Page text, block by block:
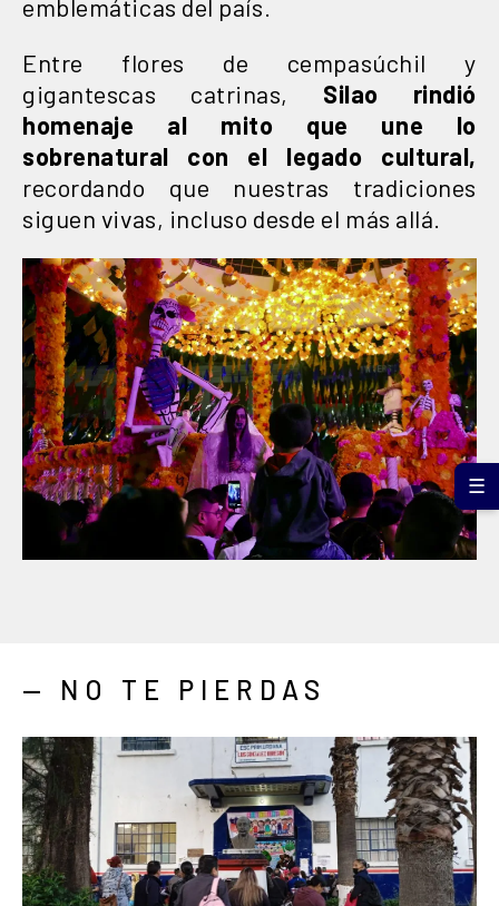
emblemáticas del país.
Entre flores de cempasúchil y
gigantescas catrinas, Silao rindió
homenaje al mito que une lo
sobrenatural con el legado cultural,
recordando que nuestras tradiciones
siguen vivas, incluso desde el más allá.
— NO TE PIERDAS
☰